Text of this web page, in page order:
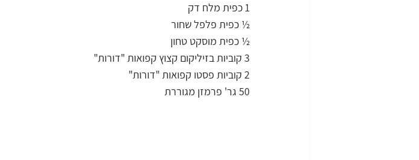
1 כפית מלח דק
½ כפית פלפל שחור
½ כפית מוסקט טחון
3 קוביות בזיליקום קצוץ קפואות "דורות"
2 קוביות פסטו קפואות "דורות"
50 גר' פרמזן מגוררת